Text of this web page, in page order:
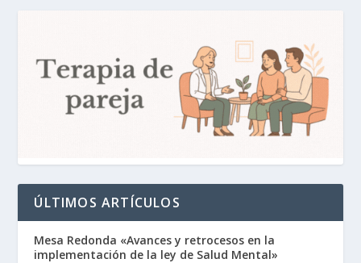
ÚLTIMOS ARTÍCULOS
Mesa Redonda «Avances y retrocesos en la
implementación de la ley de Salud Mental»